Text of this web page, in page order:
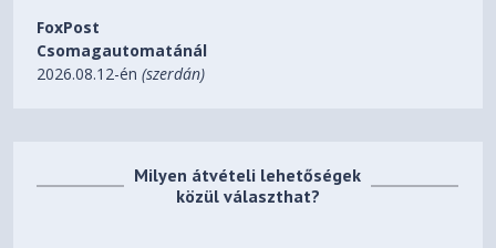
Thunderbolt 4
Jack 3,5mm
Li-ion
90 wattóra
FoxPost
Csomagautomatánál
2026.08.12-én(szerdán)
Milyen átvételi lehetőségek
közül választhat?